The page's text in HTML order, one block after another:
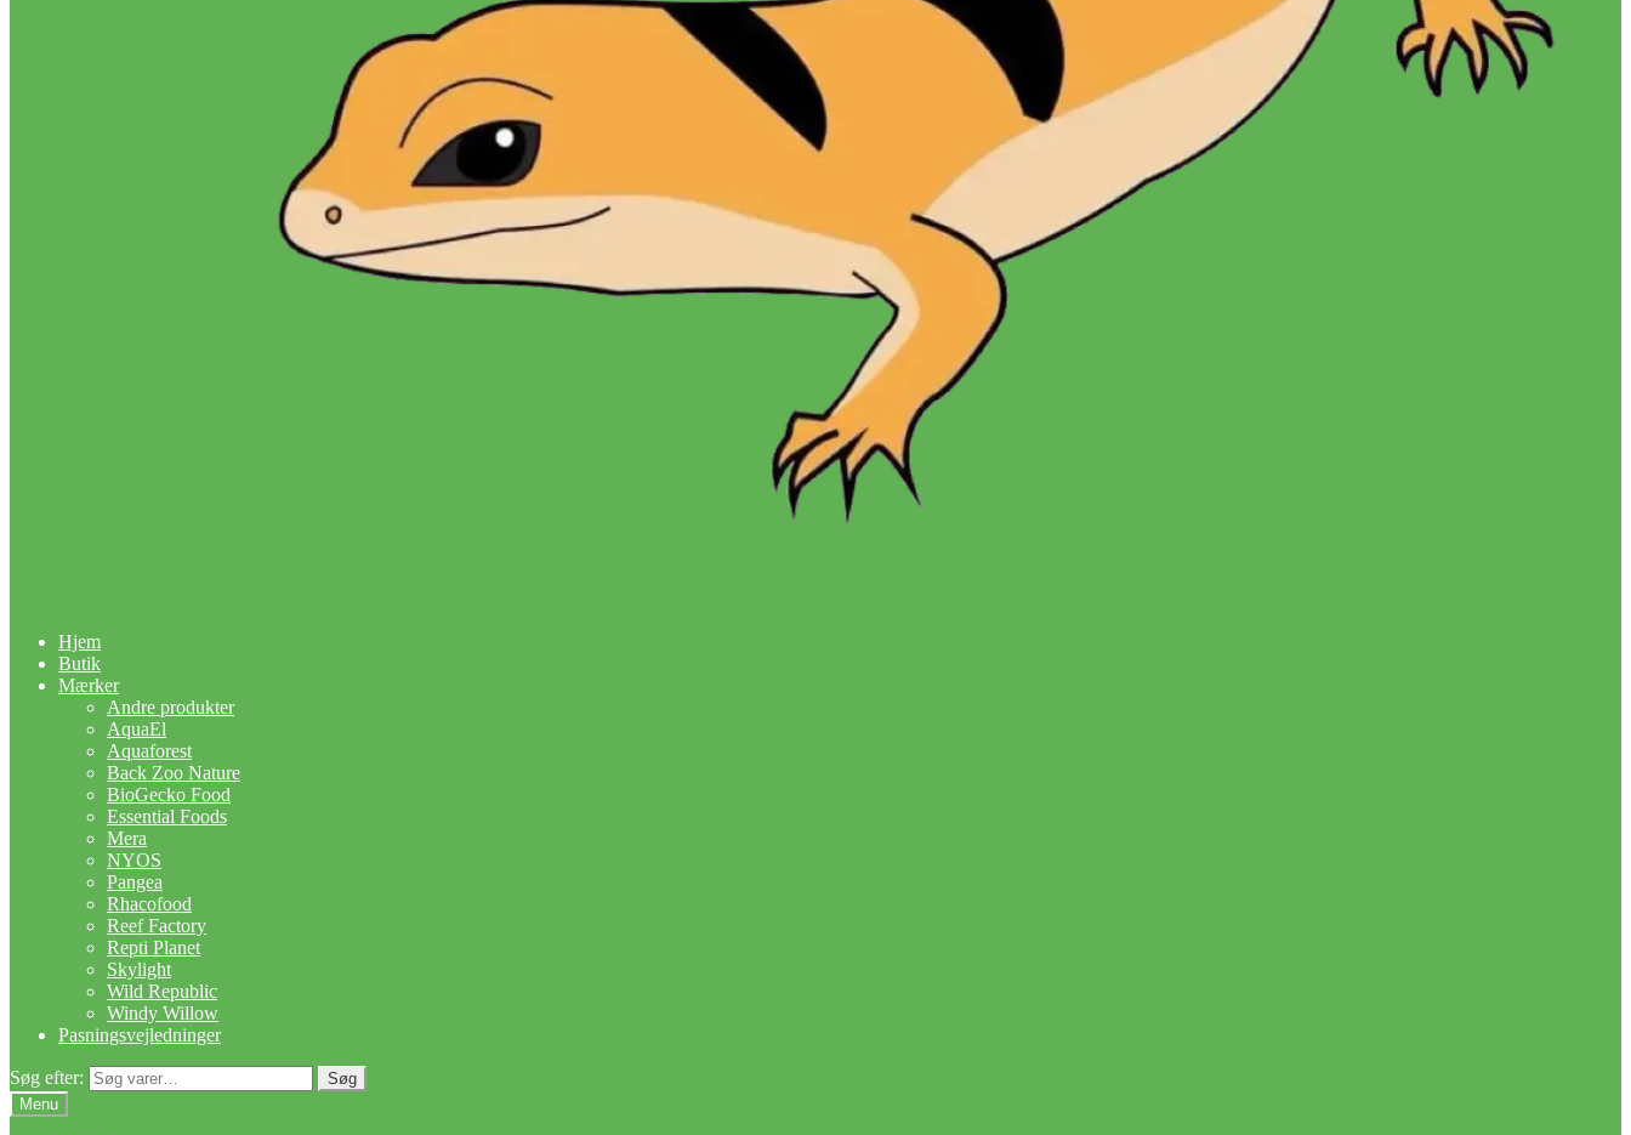
Hjem
Butik
Mærker
Andre produkter
AquaEl
Aquaforest
Back Zoo Nature
BioGecko Food
Essential Foods
Mera
NYOS
Pangea
Rhacofood
Reef Factory
Repti Planet
Skylight
Wild Republic
Windy Willow
Pasningsvejledninger
Søg efter:
Søg
Menu